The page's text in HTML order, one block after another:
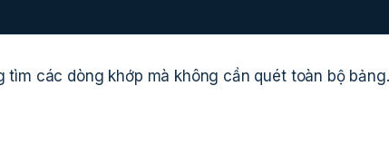
tìm các dòng khớp mà không cần quét toàn bộ bảng.